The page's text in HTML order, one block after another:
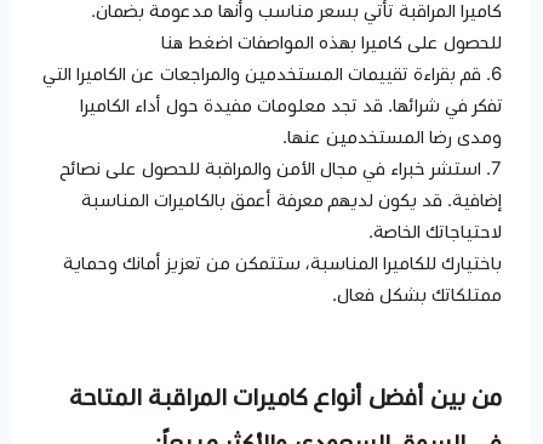
كاميرا المراقبة تأتي بسعر مناسب وأنها مدعومة بضمان.
للحصول على كاميرا بهذه المواصفات اضغط هنا
6. قم بقراءة تقييمات المستخدمين والمراجعات عن الكاميرا التي
تفكر في شرائها. قد تجد معلومات مفيدة حول أداء الكاميرا
ومدى رضا المستخدمين عنها.
7. استشر خبراء في مجال الأمن والمراقبة للحصول على نصائح
إضافية. قد يكون لديهم معرفة أعمق بالكاميرات المناسبة
لاحتياجاتك الخاصة.
باختيارك للكاميرا المناسبة، ستتمكن من تعزيز أمانك وحماية
ممتلكاتك بشكل فعال.
من بين أفضل أنواع كاميرات المراقبة المتاحة